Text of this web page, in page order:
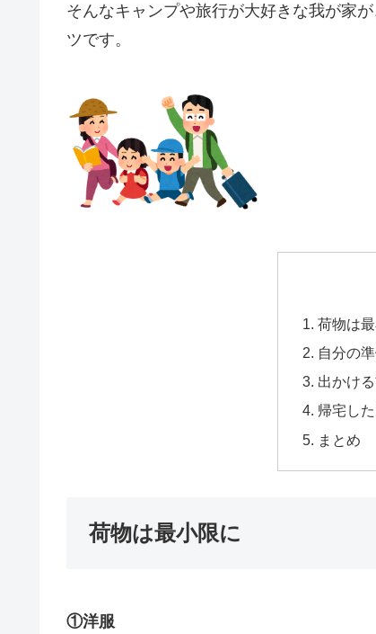
そんなキャンプや旅行が大好きな我が家
ツです。
荷物は
自分の
出かけ
帰宅し
まとめ
荷物は最小限に
①洋服